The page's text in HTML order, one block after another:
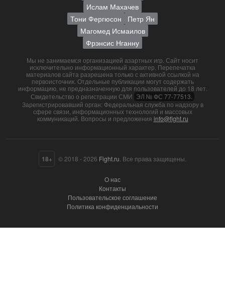
Ислам Махачев
Тони Фергюсон
Петр Ян
Магомед Исмаилов
Фрэнсис Нганну
Мы не занимаемся организацией азартных игр. Сайт носит
исключительно информационный характер. Перепечатка
материалов сайта разрешена только с активной ссылкой на
первоисточник. Отдельные публикации могут содержать
информацию, не предназначенную для пользователей до 18 лет.
Свидетельство о регистрации СМИ ЭЛ № ФС 77-77513.
Зарегистрировавший орган: Федеральная служба по надзору в
сфере связи, информационных технологий и массовых
коммуникаций. Вопросы и предложения info@fight.ru
18+ © 2018 - 2026 Fight.ru . Все права защищены.
О нас
Контакты
Пользовательское соглашение
Политика конфиденциальности